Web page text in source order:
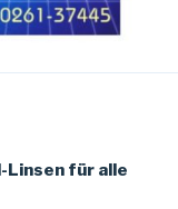
Linsen für alle